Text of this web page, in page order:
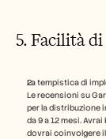
5. Facilità
La tempistica di
Le recensioni su
per la distribuzione
da 9 a 12 mesi.
dovrai coinvolgere